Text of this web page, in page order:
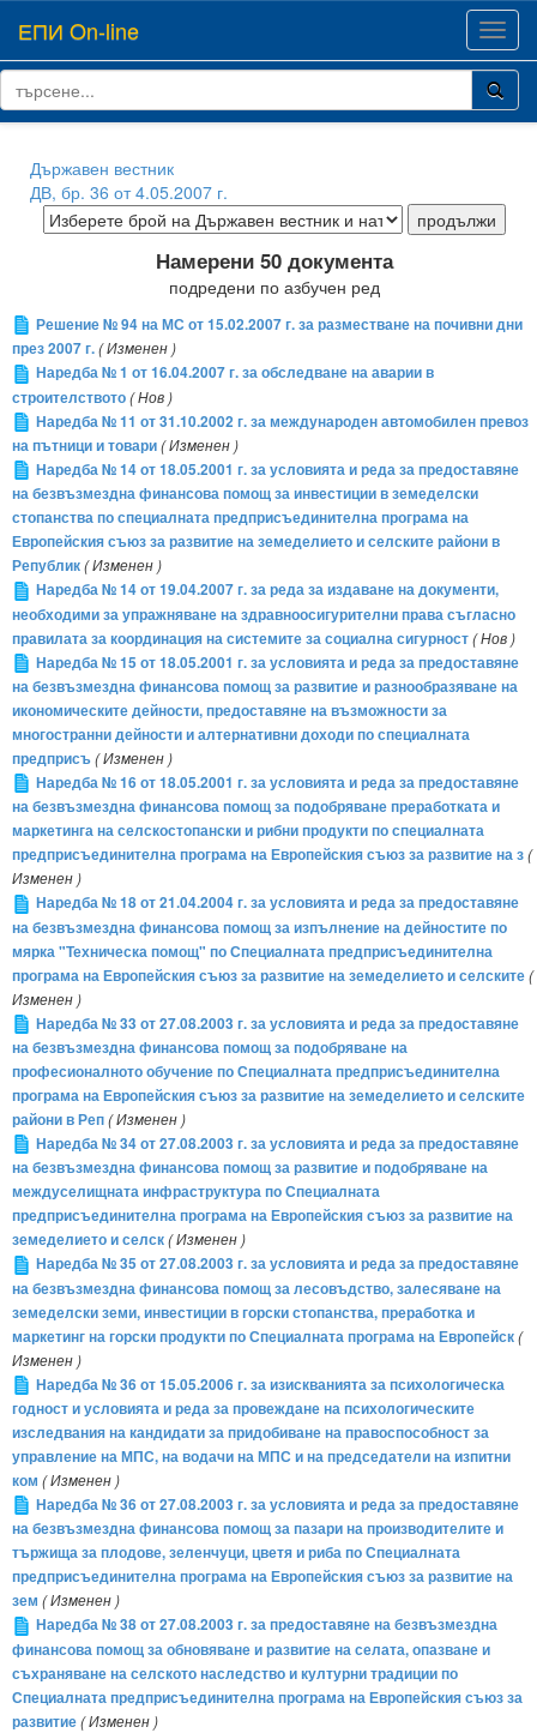
ЕПИ On-line
Държавен вестник
ДВ, бр. 36 от 4.05.2007 г.
Намерени 50 документа
подредени по азбучен ред
Решение № 94 на МС от 15.02.2007 г. за разместване на почивни дни
през 2007 г.( Изменен )
Наредба № 1 от 16.04.2007 г. за обследване на аварии в
строителството( Нов )
Наредба № 11 от 31.10.2002 г. за международен автомобилен превоз
на пътници и товари( Изменен )
Наредба № 14 от 18.05.2001 г. за условията и реда за предоставяне
на безвъзмездна финансова помощ за инвестиции в земеделски
стопанства по специалната предприсъединителна програма на
Европейския съюз за развитие на земеделието и селските райони в
Републик( Изменен )
Наредба № 14 от 19.04.2007 г. за реда за издаване на документи,
необходими за упражняване на здравноосигурителни права съгласно
правилата за координация на системите за социална сигурност( Нов )
Наредба № 15 от 18.05.2001 г. за условията и реда за предоставяне
на безвъзмездна финансова помощ за развитие и разнообразяване на
икономическите дейности, предоставяне на възможности за
многостранни дейности и алтернативни доходи по специалната
предприсъ( Изменен )
Наредба № 16 от 18.05.2001 г. за условията и реда за предоставяне
на безвъзмездна финансова помощ за подобряване преработката и
маркетинга на селскостопански и рибни продукти по специалната
предприсъединителна програма на Европейския съюз за развитие на з(
Изменен )
Наредба № 18 от 21.04.2004 г. за условията и реда за предоставяне
на безвъзмездна финансова помощ за изпълнение на дейностите по
мярка "Техническа помощ" по Специалната предприсъединителна
програма на Европейския съюз за развитие на земеделието и селските(
Изменен )
Наредба № 33 от 27.08.2003 г. за условията и реда за предоставяне
на безвъзмездна финансова помощ за подобряване на
професионалното обучение по Специалната предприсъединителна
програма на Европейския съюз за развитие на земеделието и селските
райони в Реп( Изменен )
Наредба № 34 от 27.08.2003 г. за условията и реда за предоставяне
на безвъзмездна финансова помощ за развитие и подобряване на
междуселищната инфраструктура по Специалната
предприсъединителна програма на Европейския съюз за развитие на
земеделието и селск( Изменен )
Наредба № 35 от 27.08.2003 г. за условията и реда за предоставяне
на безвъзмездна финансова помощ за лесовъдство, залесяване на
земеделски земи, инвестиции в горски стопанства, преработка и
маркетинг на горски продукти по Специалната програма на Европейск(
Изменен )
Наредба № 36 от 15.05.2006 г. за изискванията за психологическа
годност и условията и реда за провеждане на психологическите
изследвания на кандидати за придобиване на правоспособност за
управление на МПС, на водачи на МПС и на председатели на изпитни
ком ( Изменен )
Наредба № 36 от 27.08.2003 г. за условията и реда за предоставяне
на безвъзмездна финансова помощ за пазари на производителите и
тържища за плодове, зеленчуци, цветя и риба по Специалната
предприсъединителна програма на Европейския съюз за развитие на
зем ( Изменен )
Наредба № 38 от 27.08.2003 г. за предоставяне на безвъзмездна
финансова помощ за обновяване и развитие на селата, опазване и
съхраняване на селското наследство и културни традиции по
Специалната предприсъединителна програма на Европейския съюз за
развитие( Изменен )